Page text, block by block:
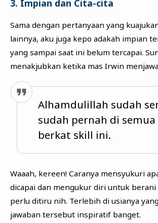
3. Impian dan Cita-cita
Sama dengan pertanyaan yang
lainnya, aku juga kepo adakah impian
yang sampai saat ini belum tercapai.
menakjubkan ketika mas Irwin
Alhamdulillah sudah
sudah pernah di
berkat skill ini.
Waaah, kereen! Caranya mensyukuri
dicapai dan mengukur diri untuk
perlu ditiru nih. Terlebih di usianya
jawaban tersebut inspiratif banget.